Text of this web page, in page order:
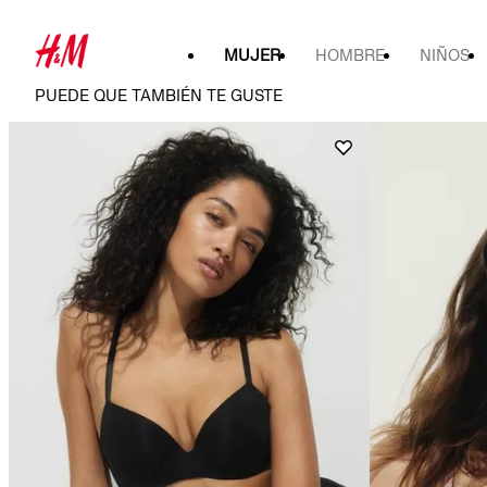
MUJER HOMBRE NIÑOS
PUEDE QUE TAMBIÉN TE GUSTE